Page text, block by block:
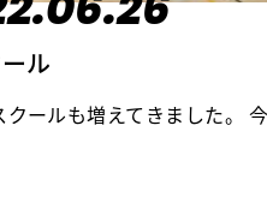
ル
ールも増えてきました。